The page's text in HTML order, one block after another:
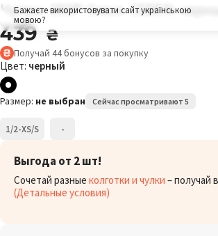
Бажаєте використовувати сайт українською
мовою?
Чулки 203P Grace 15DEN
Чулки
439 ₴
Получай 44бонусов за покупку
Цвет: черный
Размер: не выбран Сейчас просматривают 5
1/2-XS/S -
Выгода от 2 шт!
Сочетай разные колготки и чулки – получай
(Детальные условия)